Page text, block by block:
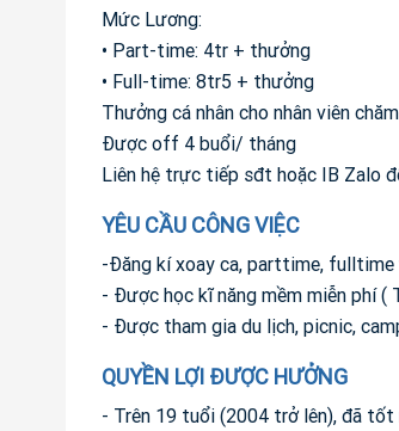
Mức Lương:
• Part-time: 4tr + thưởng
• Full-time: 8tr5 + thưởng
Thưởng cá nhân cho nhân viên
Được off 4 buổi/ tháng
Liên hệ trực tiếp sđt hoặc IB Zalo
YÊU CẦU CÔNG VIỆC
-Đăng kí xoay ca, parttime, fulltime
- Được học kĩ năng mềm miễn phí (
- Được tham gia du lịch, picnic,
QUYỀN LỢI ĐƯỢC HƯỞNG
- Trên 19 tuổi (2004 trở lên), đã